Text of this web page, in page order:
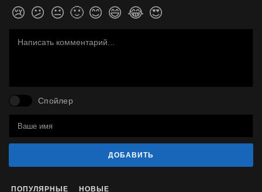
😢 😕 😐 🙂 😊 😄 😂 😍
Спойлер
ДОБАВИТЬ
ПОПУЛЯРНЫЕ НОВЫЕ